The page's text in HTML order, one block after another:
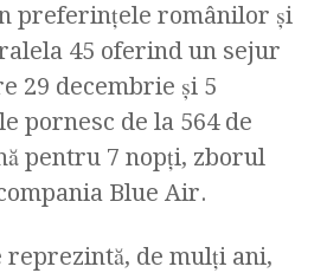
preferințele românilor și
45 oferind un sejur
29 decembrie și 5
pornesc de la 564 de
pentru 7 nopți, zborul
Blue Air.
de mulți ani,